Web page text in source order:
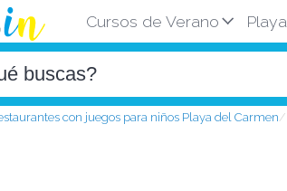
Cursos de Verano
con juegos para niños Playa del Carmen